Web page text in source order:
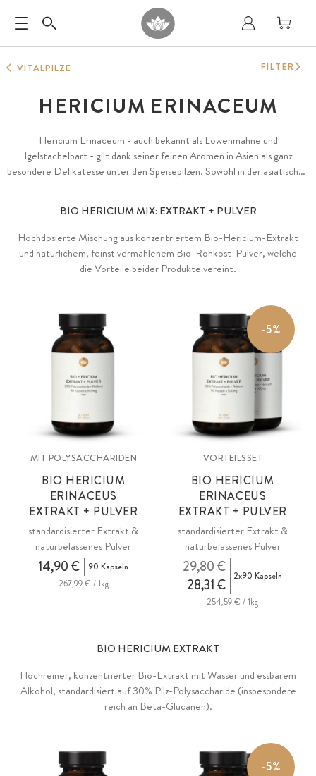
VITALPILZE
HERICIUM ERINACEUM
Hericium Erinaceum - auch bekannt als Löwenmähne und
Igelstachelbart - gilt dank seiner feinen Aromen in Asien als ganz
besondere Delikatesse unter den Speisepilzen. Sowohl in der asiatischen
BIO HERICIUM MIX: EXTRAKT + PULVER
Hochdosierte Mischung aus konzentriertem Bio-Hericium-Extrakt
und natürlichem, feinst vermahlenem Bio-Rohkost-Pulver, welche
die Vorteile beider Produkte vereint.
MIT POLYSACCHARIDEN
BIO HERICIUM
ERINACEUS
EXTRAKT + PULVER
standardisierter Extrakt &
naturbelassenes Pulver
14,90 €
90 Kapseln
267,99 € / 1kg
-5%
VORTEILSSET
BIO HERICIUM
ERINACEUS
EXTRAKT + PULVER
standardisierter Extrakt &
naturbelassenes Pulver
28,31 €
29,80 € 2x90 Kapseln
254,59 € / 1kg
BIO HERICIUM EXTRAKT
Hochreiner, konzentrierter Bio-Extrakt mit Wasser und essbarem
Alkohol, standardisiert auf 30% Pilz-Polysaccharide (insbesondere
reich an Beta-Glucanen).
-5%
FILTER